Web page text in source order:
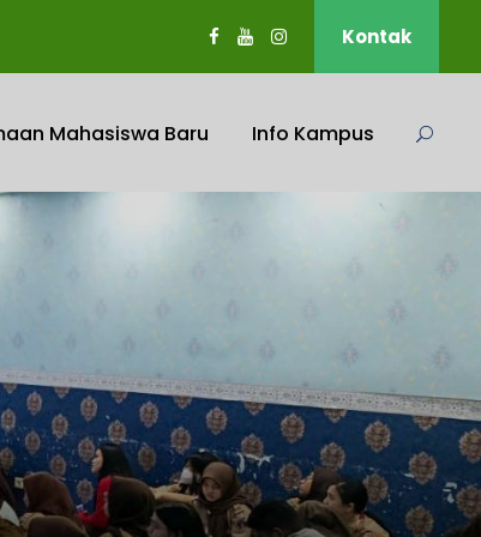
Kontak
Mahasiswa Baru Info Kampus